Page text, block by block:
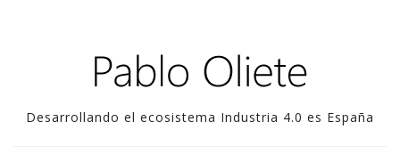
Desarrollando el ecosistema Industria 4.0 es España